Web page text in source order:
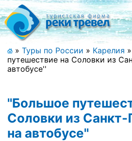
Меню
+7 (911) 182-44-68
Адрес офиса,
Главная
» Туры по России » Карелия »
путешествие на Соловки из
автобусе''
''Большое
Соловки из Санкт-
на автобусе''